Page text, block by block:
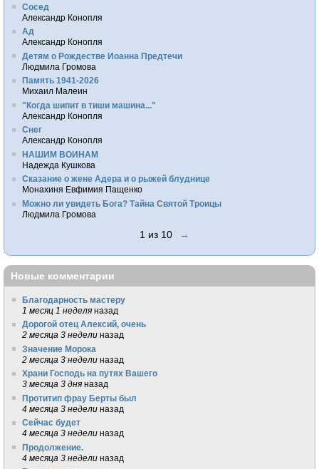
Сосед
Александр Конопля
Ад
Александр Конопля
Детям о Рождестве Иоанна Предтечи
Людмила Громова
Память 1941-2026
Михаил Малеин
"Когда шипит в тиши машина..."
Александр Конопля
Снег
Александр Конопля
НАШИМ ВОИНАМ
Надежда Кушкова
Сказание о жене Адера и о рыжей блуднице
Монахиня Евфимия Пащенко
Можно ли увидеть Бога? Тайна Святой Троицы
Людмила Громова
1 из 10 →
Новые комментарии
Благодарность мастеру
1 месяц 1 неделя назад
Дорогой отец Алексий, очень
2 месяца 3 недели назад
Значение Морока
2 месяца 3 недели назад
Храни Господь на путях Вашего
3 месяца 3 дня назад
Протитип фрау Берты был
4 месяца 3 недели назад
Сейчас будет
4 месяца 3 недели назад
Продолжение.
4 месяца 3 недели назад